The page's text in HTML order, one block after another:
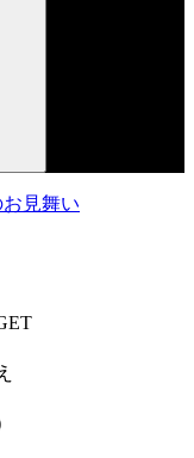
見舞い